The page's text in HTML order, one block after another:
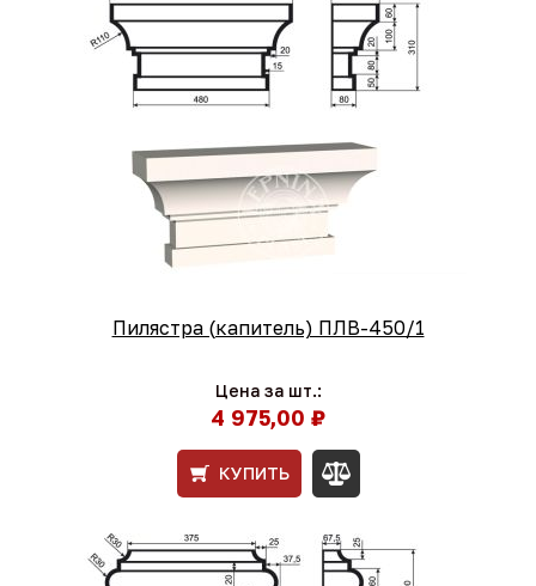
Пилястра (капитель) ПЛВ-450/1
Цена за шт.:
4 975,00 ₽
КУПИТЬ